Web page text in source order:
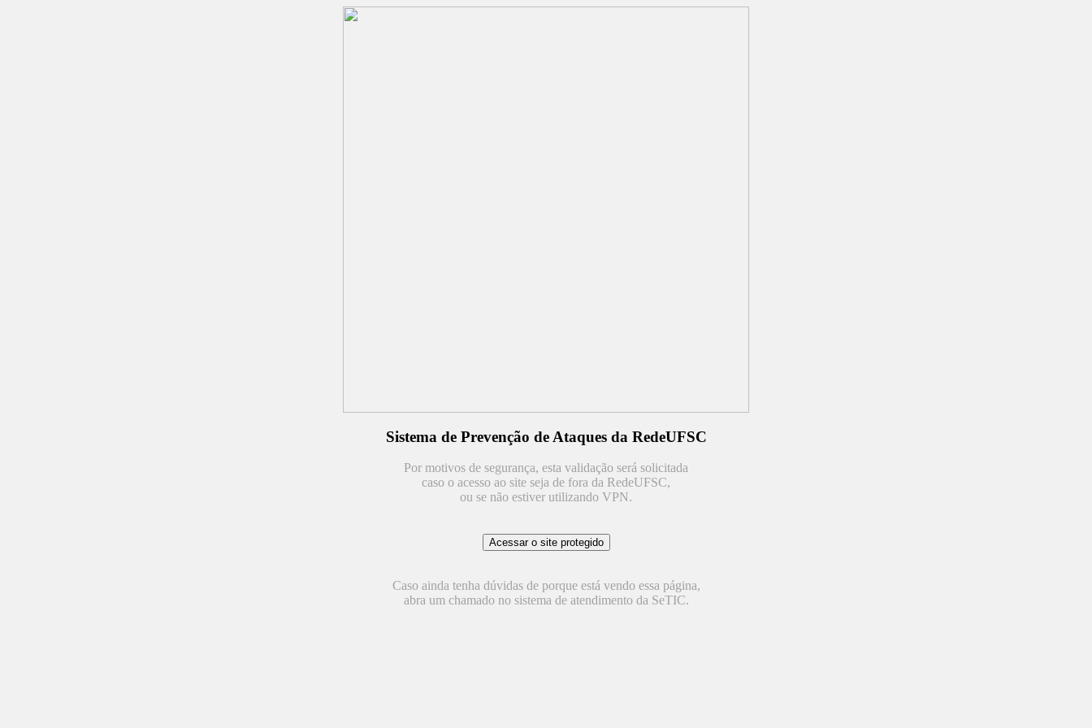
Sistema de Prevenção de Ataques da RedeUFSC
Por motivos de segurança, esta validação será solicitada
caso o acesso ao site seja de fora da RedeUFSC,
ou se não estiver utilizando VPN.
Caso ainda tenha dúvidas de porque está vendo essa página,
abra um chamado no sistema de atendimento da SeTIC.